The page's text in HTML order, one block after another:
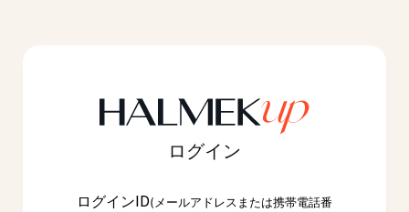
ログイン
ログインID(メールアドレスまたは携帯電話番